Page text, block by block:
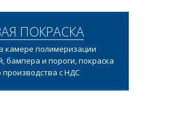
ПОКРАСКА
камере полимеризации
бампера и пороги, покраска
производства с НДС